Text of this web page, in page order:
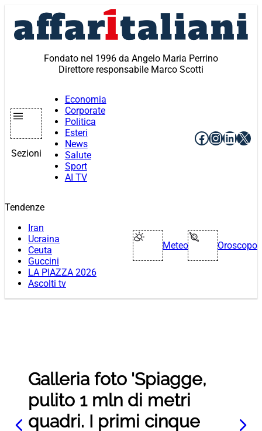
contenuto
Fondato nel 1996 da Angelo Maria Perrino
Direttore responsabile Marco Scotti
Sezioni
Economia
Corporate
Politica
Esteri
News
Salute
Sport
AI TV
Facebook
X
Tendenze
Iran
Ucraina
Ceuta
Guccini
LA PIAZZA 2026
Ascolti tv
Meteo Oroscopo
Galleria foto 'Spiagge,
pulito 1 mln di metri
quadri. I primi cinque